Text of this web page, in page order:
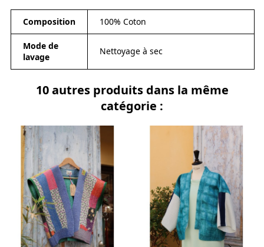
Composition 100% Coton
Mode de
lavage
Nettoyage à sec
10 autres produits dans la même
catégorie :